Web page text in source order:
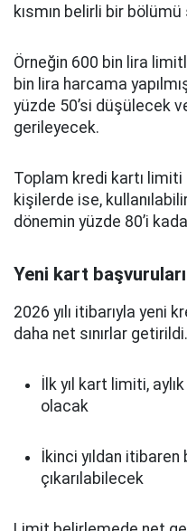
kısmın belirli bir
Örneğin 600 bin lira
bin lira harcama
yüzde 50’si düşülecek
gerileyecek.
Toplam kredi kartı limiti
kişilerde ise,
dönemin yüzde 80’i
Yeni kart
2026 yılı itibarıyla yeni
daha net sınırlar getirildi.
İlk yıl kart limiti,
olacak
İkinci yıldan
çıkarılabilecek